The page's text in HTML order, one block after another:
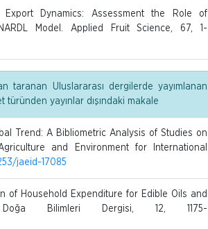
Dynamics: Assessment the Role of
Model. Applied Fruit Science, 67, 1-
taranan Uluslararası dergilerde yayımlanan
yayınlar dışındaki makale
Trend: A Bibliometric Analysis of Studies on
and Environment for International
jaeid-17085
of Household Expenditure for Edible Oils and
Bilimleri Dergisi, 12, 1175-